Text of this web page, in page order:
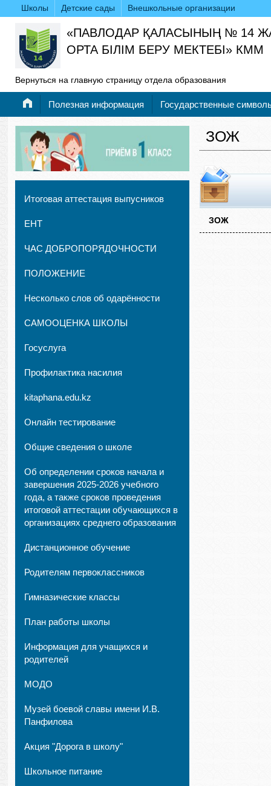
Школы Детские сады Внешкольные организации
«ПАВЛОДАР ҚАЛАСЫНЫҢ № 14
ОРТА БІЛІМ БЕРУ МЕКТЕБІ» КММ
Вернуться на главную страницу отдела образования
Полезная информация Государственные
Итоговая аттестация выпусников
ЕНТ
ЧАС ДОБРОПОРЯДОЧНОСТИ
ПОЛОЖЕНИЕ
Несколько слов об одарённости
САМООЦЕНКА ШКОЛЫ
Госуслуга
Профилактика насилия
kitaphana.edu.kz
Онлайн тестирование
Общие сведения о школе
Об определении сроков начала и
завершения 2025-2026 учебного
года, а также сроков проведения
итоговой аттестации обучающихся в
организациях среднего образования
Дистанционное обучение
Родителям первоклассников
Гимназические классы
План работы школы
Информация для учащихся и
родителей
МОДО
Музей боевой славы имени И.В.
Панфилова
Акция "Дорога в школу"
Школьное питание
ЗОЖ
ЗОЖ